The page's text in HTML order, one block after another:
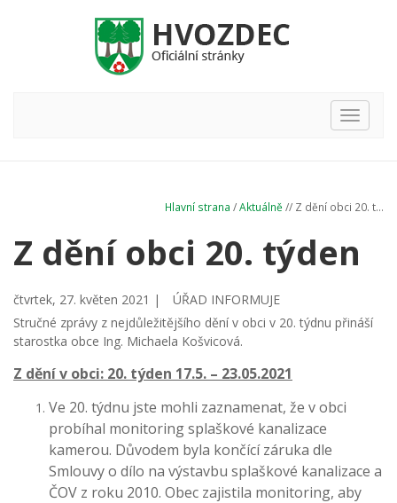
Hlavní
nabídka
Hlavní strana /Aktuálně // Z dění obci 20. t...
Z dění obci 20. týden
čtvrtek, 27. květen 2021 |
ÚŘAD INFORMUJE
Stručné zprávy z nejdůležitějšího dění v obci v 20. týdnu přináší
starostka obce Ing. Michaela Košvicová.
Z dění v obci: 20. týden 17.5. – 23.05.2021
Ve 20. týdnu jste mohli zaznamenat, že v obci
probíhal monitoring splaškové kanalizace
kamerou. Důvodem byla končící záruka dle
Smlouvy o dílo na výstavbu splaškové kanalizace a
ČOV z roku 2010. Obec zajistila monitoring, aby